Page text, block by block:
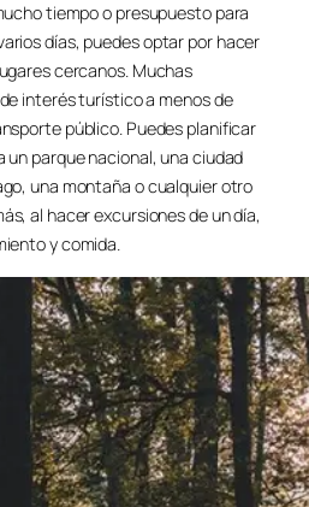
tiempo o presupuesto para
días, puedes optar por hacer
cercanos. Muchas
interés turístico a menos de
público. Puedes planificar
un parque nacional, una ciudad
una montaña o cualquier otro
al hacer excursiones de un día,
y comida.